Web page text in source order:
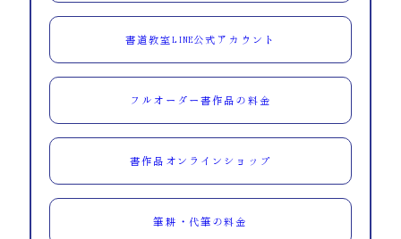
書道教室LINE公式アカウント
フルオーダー書作品の料金
書作品オンラインショップ
筆耕・代筆の料金